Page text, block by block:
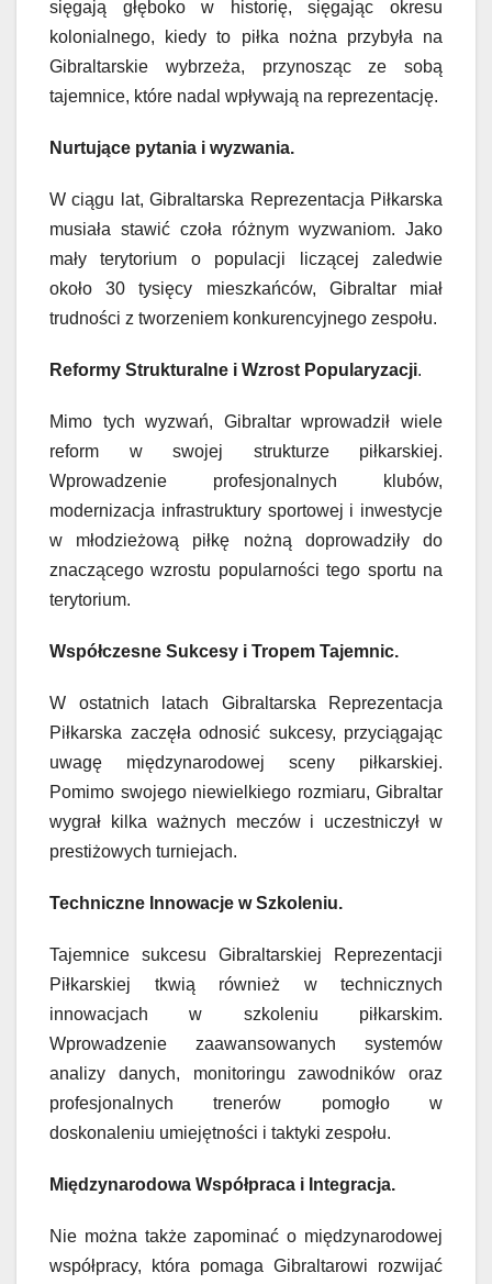
sięgają głęboko w historię, sięgając okresu
kolonialnego, kiedy to piłka nożna przybyła na
Gibraltarskie wybrzeża, przynosząc ze sobą
tajemnice, które nadal wpływają na reprezentację.
Nurtujące pytania i wyzwania.
W ciągu lat, Gibraltarska Reprezentacja Piłkarska
musiała stawić czoła różnym wyzwaniom. Jako
mały terytorium o populacji liczącej zaledwie
około 30 tysięcy mieszkańców, Gibraltar miał
trudności z tworzeniem konkurencyjnego zespołu.
Reformy Strukturalne i Wzrost Popularyzacji.
Mimo tych wyzwań, Gibraltar wprowadził wiele
reform w swojej strukturze piłkarskiej.
Wprowadzenie profesjonalnych klubów,
modernizacja infrastruktury sportowej i inwestycje
w młodzieżową piłkę nożną doprowadziły do
znaczącego wzrostu popularności tego sportu na
terytorium.
Współczesne Sukcesy i Tropem Tajemnic.
W ostatnich latach Gibraltarska Reprezentacja
Piłkarska zaczęła odnosić sukcesy, przyciągając
uwagę międzynarodowej sceny piłkarskiej.
Pomimo swojego niewielkiego rozmiaru, Gibraltar
wygrał kilka ważnych meczów i uczestniczył w
prestiżowych turniejach.
Techniczne Innowacje w Szkoleniu.
Tajemnice sukcesu Gibraltarskiej Reprezentacji
Piłkarskiej tkwią również w technicznych
innowacjach w szkoleniu piłkarskim.
Wprowadzenie zaawansowanych systemów
analizy danych, monitoringu zawodników oraz
profesjonalnych trenerów pomogło w
doskonaleniu umiejętności i taktyki zespołu.
Międzynarodowa Współpraca i Integracja.
Nie można także zapominać o międzynarodowej
współpracy, która pomaga Gibraltarowi rozwijać